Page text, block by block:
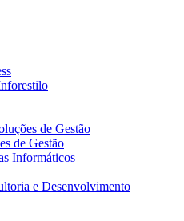
de Gestão
de Gestão
Informáticos
e Desenvolvimento